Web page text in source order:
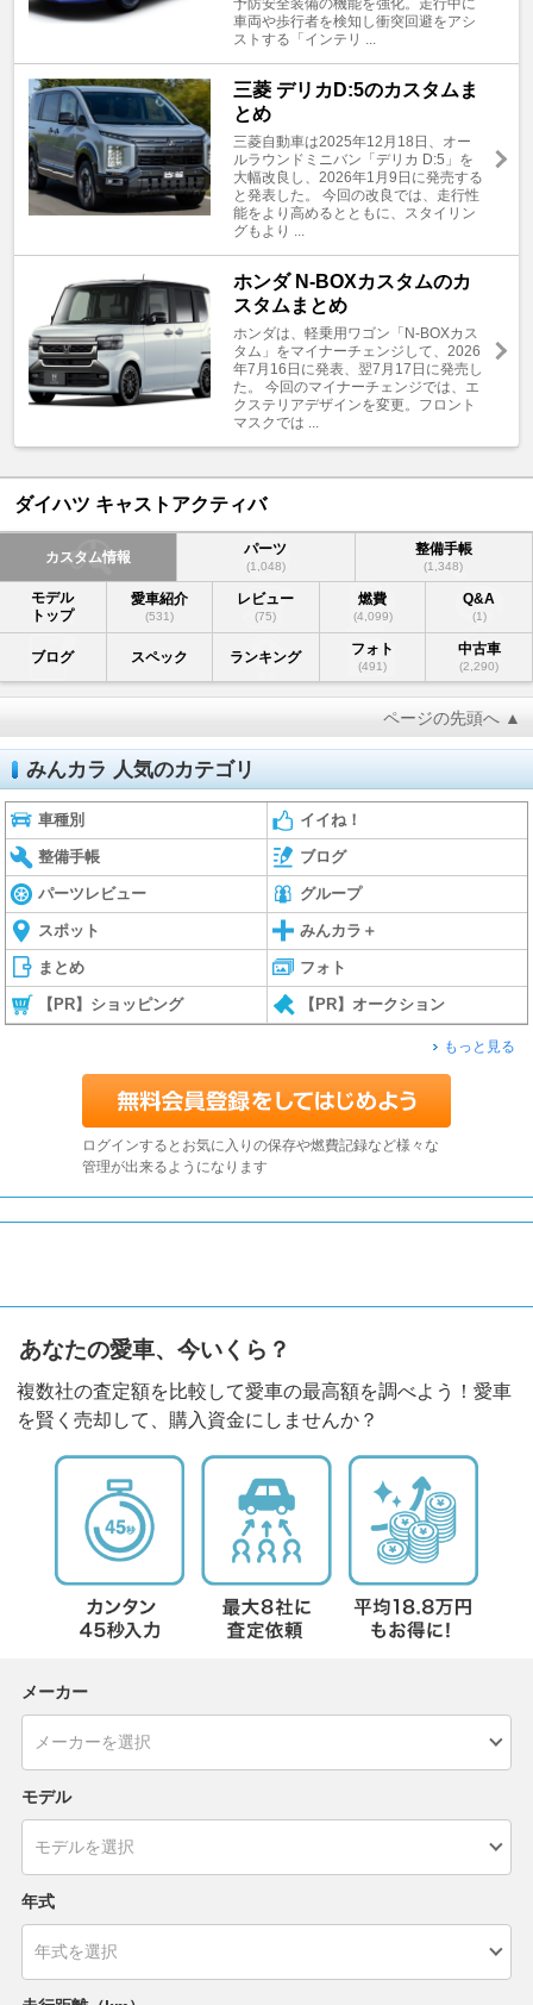
予防安全装備の機能を強化。走行中に
車両や歩行者を検知し衝突回避をアシ
ストする「インテリ ...
三菱 デリカD:5のカスタムま
とめ
三菱自動車は2025年12月18日、オー
ルラウンドミニバン「デリカ D:5」を
大幅改良し、2026年1月9日に発売する
と発表した。 今回の改良では、走行性
能をより高めるとともに、スタイリン
グもより ...
ホンダ N-BOXカスタムのカ
スタムまとめ
ホンダは、軽乗用ワゴン「N-BOXカス
タム」をマイナーチェンジして、2026
年7月16日に発表、翌7月17日に発売し
た。 今回のマイナーチェンジでは、エ
クステリアデザインを変更。フロント
マスクでは ...
ダイハツ キャストアクティバ
カスタム情報 パーツ
(1,048)
整備手帳
(1,348)
モデル
トップ
愛車紹介
(531)
レビュー
(75)
燃費
(4,099)
Q&A
(1)
ブログ スペック ランキング フォト
(491)
中古車
(2,290)
ページの先頭へ ▲
みんカラ 人気のカテゴリ
車種別 イイね！
整備手帳 ブログ
パーツレビュー グループ
スポット みんカラ＋
まとめ フォト
【PR】ショッピング 【PR】オークション
もっと見る
ログインするとお気に入りの保存や燃費記録など様々な
管理が出来るようになります
あなたの愛車、今いくら？
複数社の査定額を比較して愛車の最高額を調べよう！愛車
を賢く売却して、購入資金にしませんか？
メーカー
モデル
年式